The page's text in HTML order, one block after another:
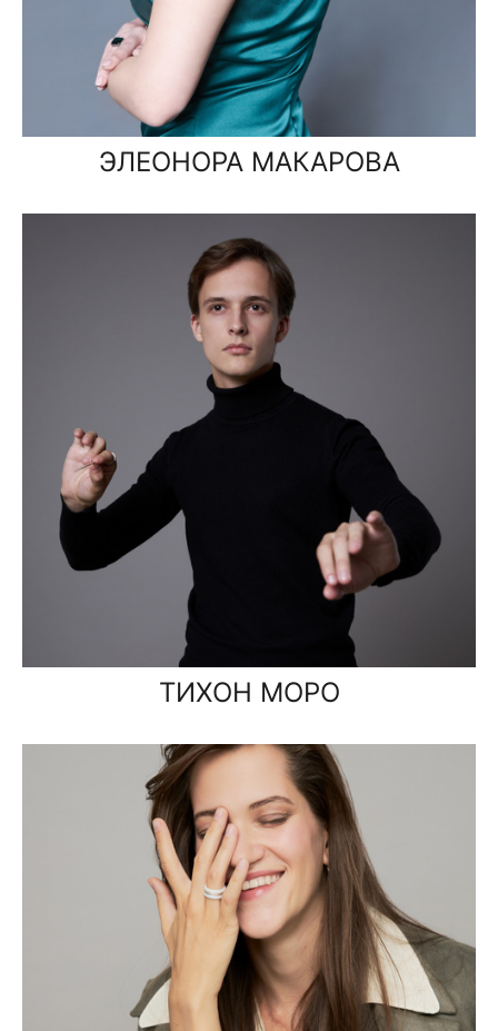
ЭЛЕОНОРА МАКАРОВА
ТИХОН МОРО